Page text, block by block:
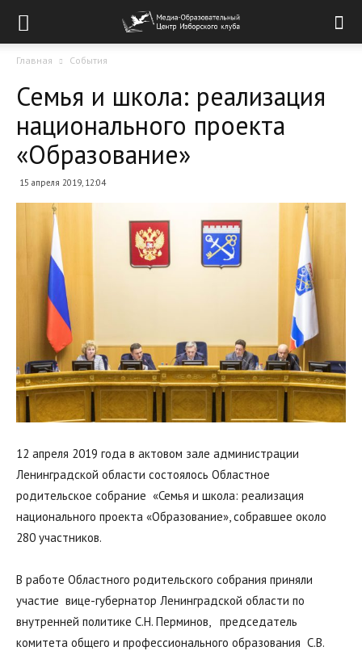
Главная События
Семья и школа: реализация
национального проекта
«Образование»
15 апреля 2019, 12:04
12 апреля 2019 года в актовом зале администрации
Ленинградской области состоялось Областное
родительское собрание «Семья и школа: реализация
национального проекта «Образование», собравшее около
280 участников.
В работе Областного родительского собрания приняли
участие вице-губернатор Ленинградской области по
внутренней политике С.Н. Перминов, председатель
комитета общего и профессионального образования С.В.